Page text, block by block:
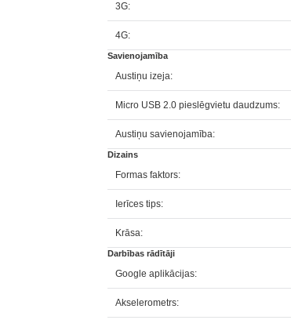
3G:
4G:
Savienojamība
Austiņu izeja:
Micro USB 2.0 pieslēgvietu daudzums:
Austiņu savienojamība:
Dizains
Formas faktors:
Ierīces tips:
Krāsa:
Darbības rādītāji
Google aplikācijas:
Akselerometrs: